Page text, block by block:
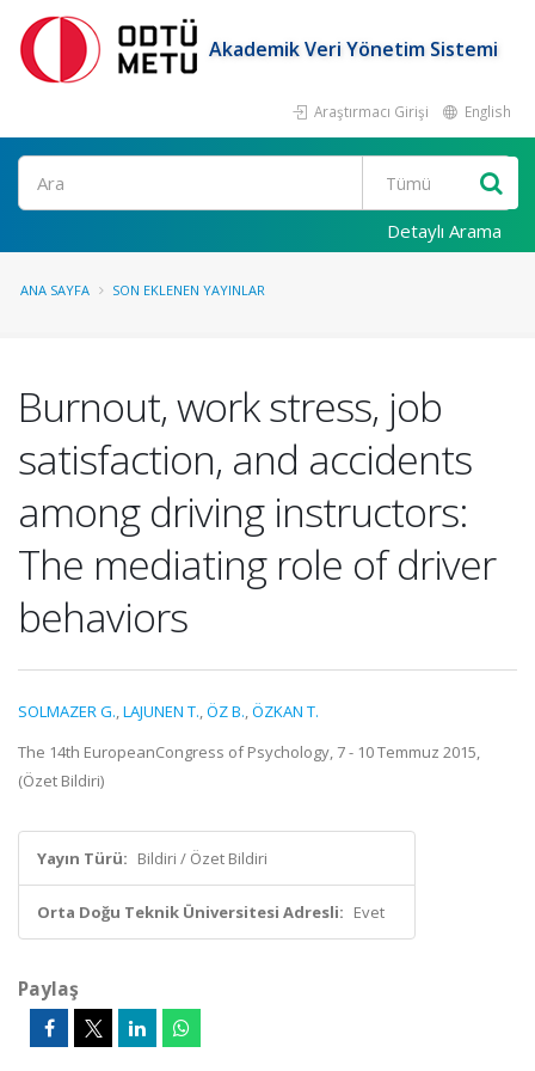
Akademik Veri Yönetim Sistemi
Araştırmacı Girişi English
Ara
Detaylı Arama
ANA SAYFA SON EKLENEN YAYINLAR
Burnout, work stress, job
satisfaction, and accidents
among driving instructors:
The mediating role of driver
behaviors
SOLMAZER G.,LAJUNEN T.,ÖZ B.,ÖZKAN T.
The 14th EuropeanCongress of Psychology, 7 - 10 Temmuz 2015,
(Özet Bildiri)
Yayın Türü: Bildiri / Özet Bildiri
Orta Doğu Teknik Üniversitesi Adresli: Evet
Paylaş